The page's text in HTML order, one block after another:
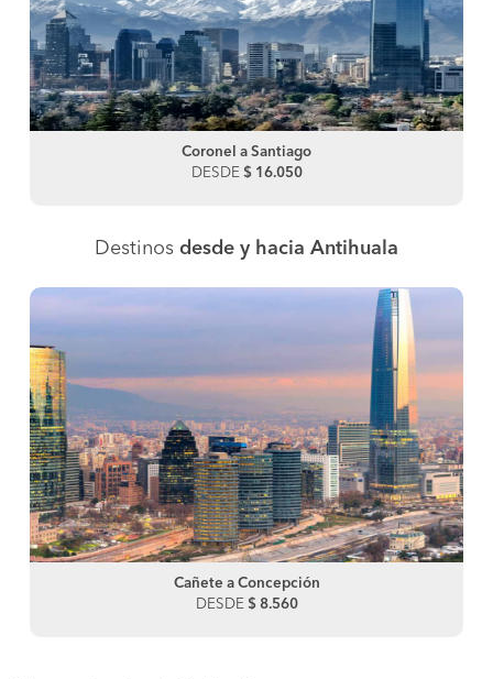
Coronel a Santiago
DESDE $ 16.050
Destinos desde y hacia Antihuala
Cañete a Concepción
DESDE $ 8.560